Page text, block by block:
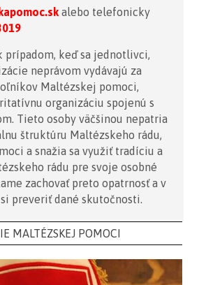
alebo telefonicky
prípadom, keď sa jednotlivci,
neprávom vydávajú za
Maltézskej pomoci,
organizáciu spojenú s
Tieto osoby väčšinou nepatria
štruktúru Maltézskeho rádu,
a snažia sa využiť tradíciu a
rádu pre svoje osobné
zachovať preto opatrnosť a v
preveriť dané skutočnosti.
MALTÉZSKEJ POMOCI